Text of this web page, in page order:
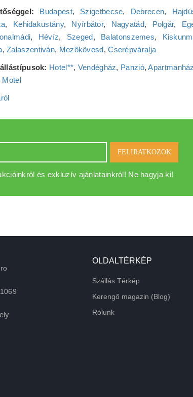
Budapest, Szigetbecse, Debrecen,
, Kehidakustány, Nyírbátor, Nagyatád, Polgár,
, Hévíz, Szeged, Balatonszemes,
,Zalaszentiván, Mezőkövesd,Cserépváralja
Hotel**, Vendégház, Panzió,Apartmanház
Motel
FELIRATKOZOK
és exkluzív ajánlatainkról! Ne hagyja ki!
OLDALTÉRKÉP
Szállás Térkép
Kerengő magazin (Blog)
Rólunk